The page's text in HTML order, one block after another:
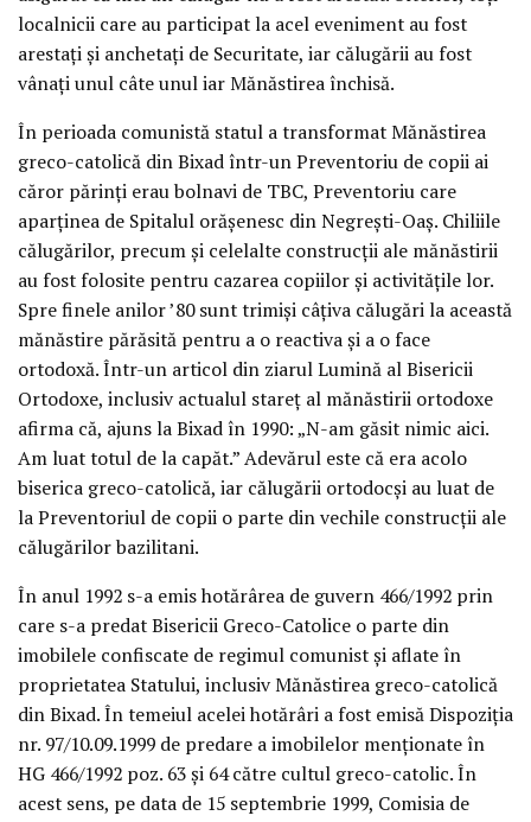
localnicii care au participat la acel eveniment au fost
arestaţi şi anchetaţi de Securitate, iar călugării au fost
vânaţi unul câte unul iar Mănăstirea închisă.
În perioada comunistă statul a transformat Mănăstirea
greco-catolică din Bixad într-un Preventoriu de copii ai
căror părinţi erau bolnavi de TBC, Preventoriu care
aparţinea de Spitalul orăşenesc din Negreşti-Oaş. Chiliile
călugărilor, precum şi celelalte construcţii ale mănăstirii
au fost folosite pentru cazarea copiilor şi activităţile lor.
Spre finele anilor ’80 sunt trimişi câţiva călugări la această
mănăstire părăsită pentru a o reactiva şi a o face
ortodoxă. Într-un articol din ziarul Lumină al Bisericii
Ortodoxe, inclusiv actualul stareţ al mănăstirii ortodoxe
afirma că, ajuns la Bixad în 1990: „N-am găsit nimic aici.
Am luat totul de la capăt.” Adevărul este că era acolo
biserica greco-catolică, iar călugării ortodocşi au luat de
la Preventoriul de copii o parte din vechile construcţii ale
călugărilor bazilitani.
În anul 1992 s-a emis hotărârea de guvern 466/1992 prin
care s-a predat Bisericii Greco-Catolice o parte din
imobilele confiscate de regimul comunist şi aflate în
proprietatea Statului, inclusiv Mănăstirea greco-catolică
din Bixad. În temeiul acelei hotărâri a fost emisă Dispoziţia
nr. 97/10.09.1999 de predare a imobilelor menţionate în
HG 466/1992 poz. 63 şi 64 către cultul greco-catolic. În
acest sens, pe data de 15 septembrie 1999, Comisia de